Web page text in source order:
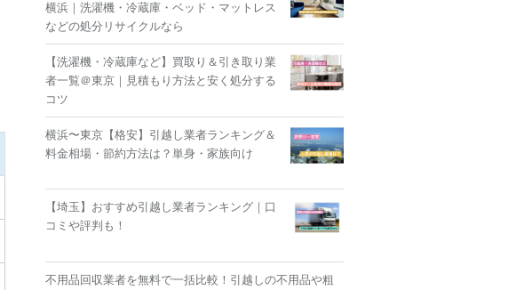
横浜｜洗濯機・冷蔵庫・ベッド・マットレス
などの処分リサイクルなら
【洗濯機・冷蔵庫など】買取り＆引き取り業
者一覧＠東京｜見積もり方法と安く処分する
コツ
横浜〜東京【格安】引越し業者ランキング＆
料金相場・節約方法は？単身・家族向け
【埼玉】おすすめ引越し業者ランキング｜口
コミや評判も！
不用品回収業者を無料で一括比較！引越しの不用品や粗